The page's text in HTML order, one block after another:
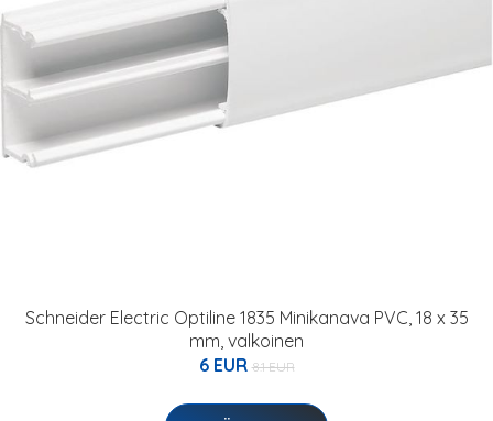
Schneider Electric Optiline 1835 Minikanava PVC, 18 x 35
mm, valkoinen
6 EUR 8.1 EUR